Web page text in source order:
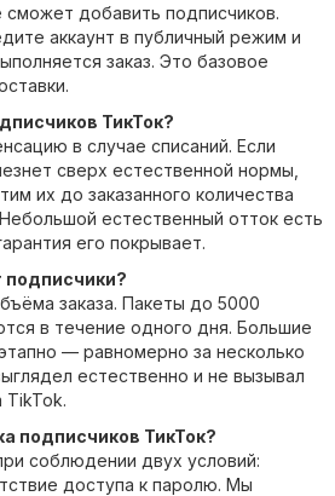
сможет добавить подписчиков.
аккаунт в публичный режим и
заказ. Это базовое
ТикТок?
в случае списаний. Если
сверх естественной нормы,
их до заказанного количества
естественный отток есть
его покрывает.
подписчики?
заказа. Пакеты до 5000
в течение одного дня. Большие
— равномерно за несколько
естественно и не вызывал
TikTok.
подписчиков ТикТок?
соблюдении двух условий:
доступа к паролю. Мы